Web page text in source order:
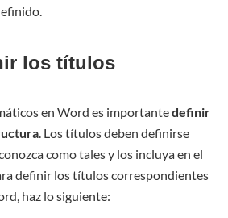
los títulos
en Word es importantedefinir
. Los títulos deben definirse
como tales y los incluya en el
definir los títulos correspondientes
haz lo siguiente: